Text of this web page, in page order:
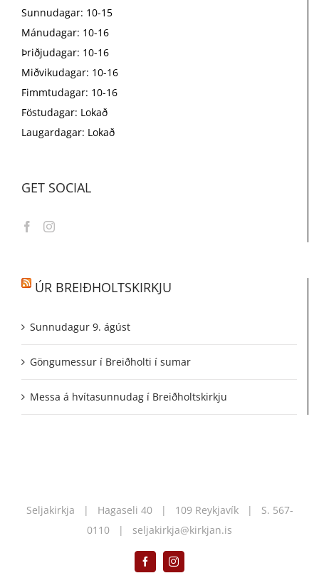
Sunnudagar: 10-15
Mánudagar: 10-16
Þriðjudagar: 10-16
Miðvikudagar: 10-16
Fimmtudagar: 10-16
Föstudagar: Lokað
Laugardagar: Lokað
GET SOCIAL
ÚR BREIÐHOLTSKIRKJU
Sunnudagur 9. ágúst
Göngumessur í Breiðholti í sumar
Messa á hvítasunnudag í Breiðholtskirkju
Seljakirkja | Hagaseli 40 | 109 Reykjavík | S. 567-
0110 | seljakirkja@kirkjan.is
FacebookInstagram